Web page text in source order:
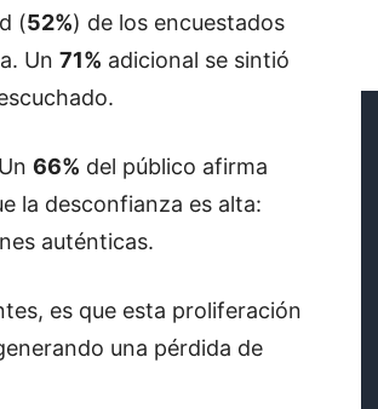
(52%) de los encuestados
Un 71% adicional se sintió
66% del público afirma
la desconfianza es alta:
auténticas.
es que esta proliferación
una pérdida de